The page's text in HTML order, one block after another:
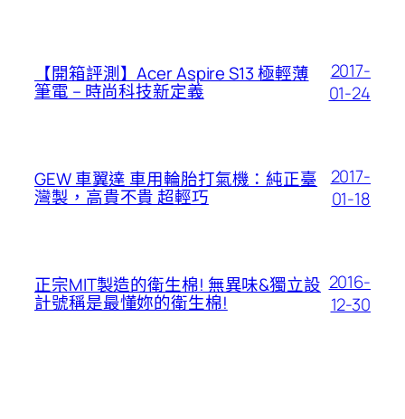
【開箱評測】Acer Aspire S13 極輕薄
筆電 – 時尚科技新定義
2017-
01-24
GEW 車翼達 車用輪胎打氣機：純正臺
灣製，高貴不貴 超輕巧
2017-
01-18
正宗MIT製造的衛生棉! 無異味&獨立設
計號稱是最懂妳的衛生棉!
2016-
12-30